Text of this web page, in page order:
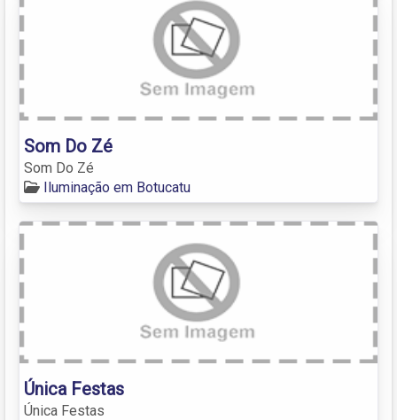
Som Do Zé
Som Do Zé
Iluminação em Botucatu
Única Festas
Única Festas